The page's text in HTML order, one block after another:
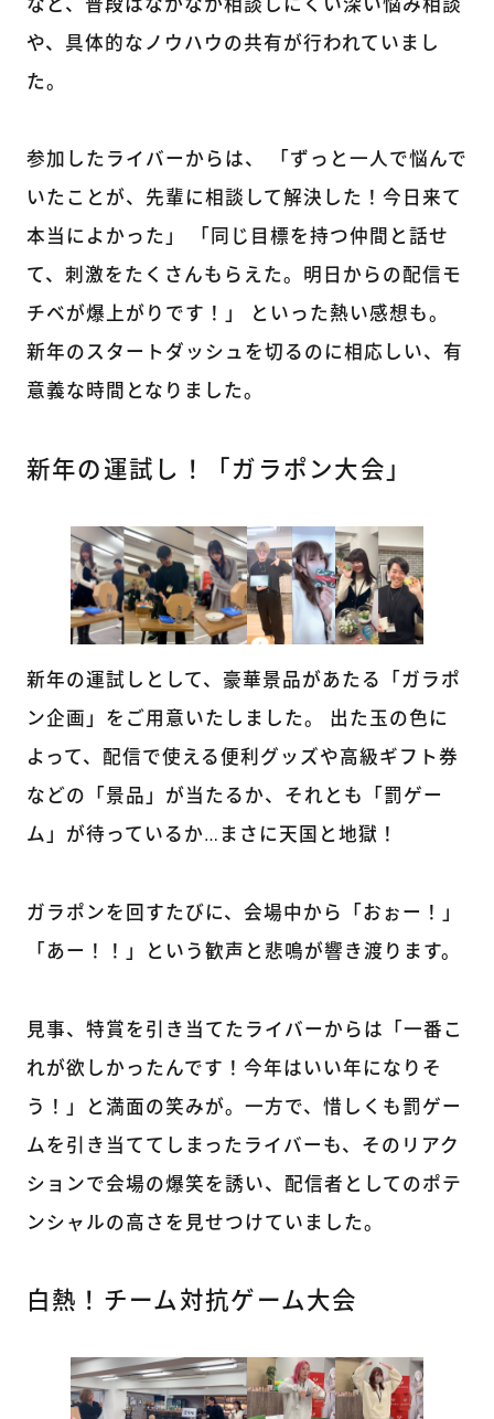
など、普段はなかなか相談しにくい深い悩み相談
や、具体的なノウハウの共有が行われていまし
た。
参加したライバーからは、 「ずっと一人で悩んで
いたことが、先輩に相談して解決した！今日来て
本当によかった」 「同じ目標を持つ仲間と話せ
て、刺激をたくさんもらえた。明日からの配信モ
チベが爆上がりです！」 といった熱い感想も。
新年のスタートダッシュを切るのに相応しい、有
意義な時間となりました。
新年の運試し！「ガラポン大会」
新年の運試しとして、豪華景品があたる「ガラポ
ン企画」をご用意いたしました。 出た玉の色に
よって、配信で使える便利グッズや高級ギフト券
などの「景品」が当たるか、それとも「罰ゲー
ム」が待っているか…まさに天国と地獄！
ガラポンを回すたびに、会場中から「おぉー！」
「あー！！」という歓声と悲鳴が響き渡ります。
見事、特賞を引き当てたライバーからは「一番こ
れが欲しかったんです！今年はいい年になりそ
う！」と満面の笑みが。一方で、惜しくも罰ゲー
ムを引き当ててしまったライバーも、そのリアク
ションで会場の爆笑を誘い、配信者としてのポテ
ンシャルの高さを見せつけていました。
白熱！チーム対抗ゲーム大会